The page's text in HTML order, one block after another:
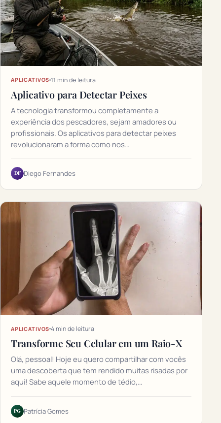
APLICATIVOS 11 min de leitura
Aplicativo para Detectar Peixes
A tecnologia transformou completamente a
experiência dos pescadores, sejam amadores ou
profissionais. Os aplicativos para detectar peixes
revolucionaram a forma como nos…
DF Diego Fernandes
APLICATIVOS 4 min de leitura
Transforme Seu Celular em um Raio-X
Olá, pessoal! Hoje eu quero compartilhar com vocês
uma descoberta que tem rendido muitas risadas por
aqui! Sabe aquele momento de tédio,…
PG Patrícia Gomes